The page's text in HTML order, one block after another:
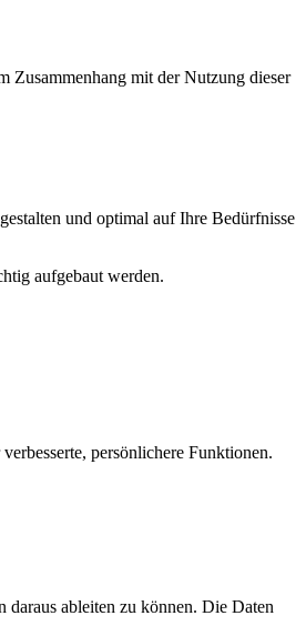
Zusammenhang mit der Nutzung dieser
und optimal auf Ihre Bedürfnisse
aufgebaut werden.
persönlichere Funktionen.
ableiten zu können. Die Daten